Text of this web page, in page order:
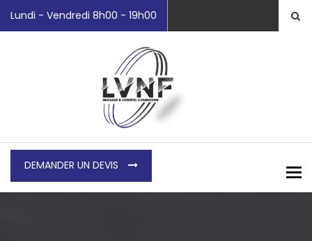
Lundi - Vendredi 8h00 - 19h00
DEMANDER UN DEVIS